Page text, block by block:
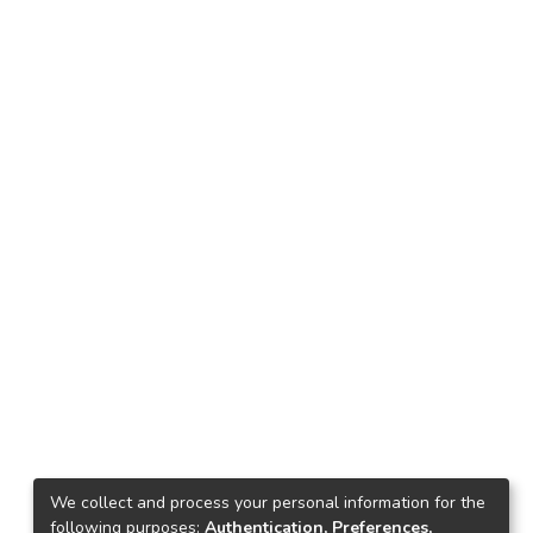
We collect and process your personal information for the
following purposes: Authentication, Preferences,